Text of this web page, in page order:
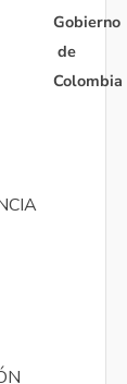
Gobierno
de
Colombia